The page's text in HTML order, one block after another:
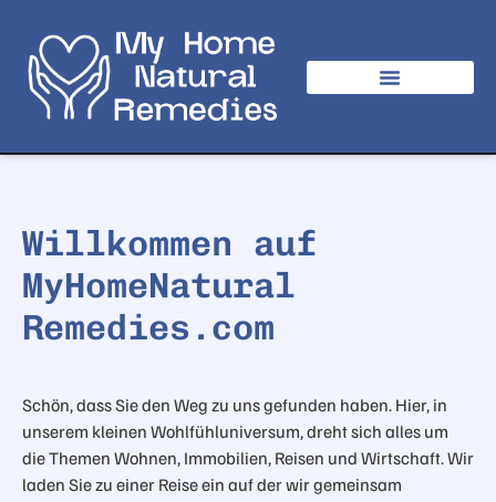
Willkommen auf
MyHomeNatural
Remedies.com
Schön, dassSie den Weg zu uns gefunden haben. Hier, in
unserem kleinen Wohlfühluniversum, dreht sich alles um
die Themen Wohnen, Immobilien, Reisen und Wirtschaft. Wir
laden Sie zu einer Reise ein auf der wir gemeinsam